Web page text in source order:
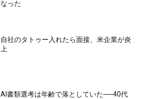
なった
自社のタトゥー入れたら面接、米企業が炎
上
AI書類選考は年齢で落としていた──40代